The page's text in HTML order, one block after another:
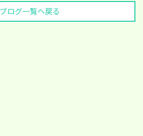
ブログ一覧へ戻る